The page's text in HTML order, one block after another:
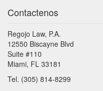
Contactenos
Regojo Law, P.A.
12550 Biscayne Blvd
Suite #110
Miami, FL 33181
Tel. (305) 814-8299